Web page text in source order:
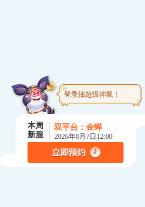
登录抽超级神鼠！
本周
新服
双平台： 金蝉
2026年8月7日12:00